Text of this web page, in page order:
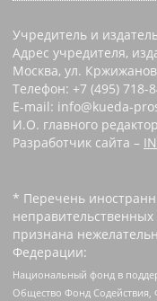
Учредитель и
Адрес учредителя,
Москва, ул.
Телефон: +7 (495) 718-
E-mail: info@kueda-
И.О. главного
Разработчик сайта –
* Перечень
признана
Федерации:
Национальный фонд в
Общество Фонд